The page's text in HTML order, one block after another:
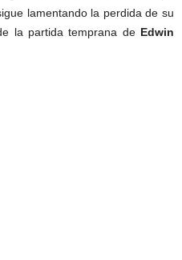
lamentando la perdida de su
la partida temprana deEdwin